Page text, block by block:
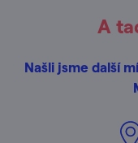
A
Našli jsme další